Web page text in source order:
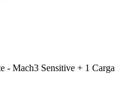
- Mach3 Sensitive + 1 Carga